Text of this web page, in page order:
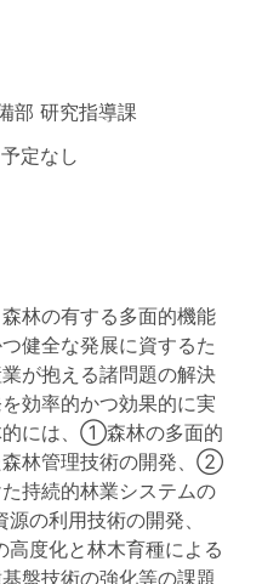
部 研究指導課
定なし
林の有する多面的機能
健全な発展に資するた
が抱える諸問題の解決
効率的かつ効果的に実
的には、①森林の多面的
森林管理技術の開発、②
持続的林業システムの
の利用技術の開発、
度化と林木育種による
盤技術の強化等の課題